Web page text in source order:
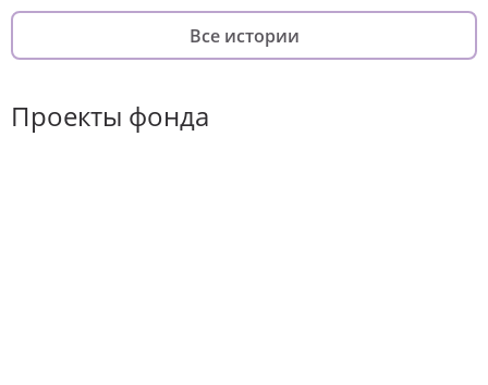
Все истории
Проекты фонда